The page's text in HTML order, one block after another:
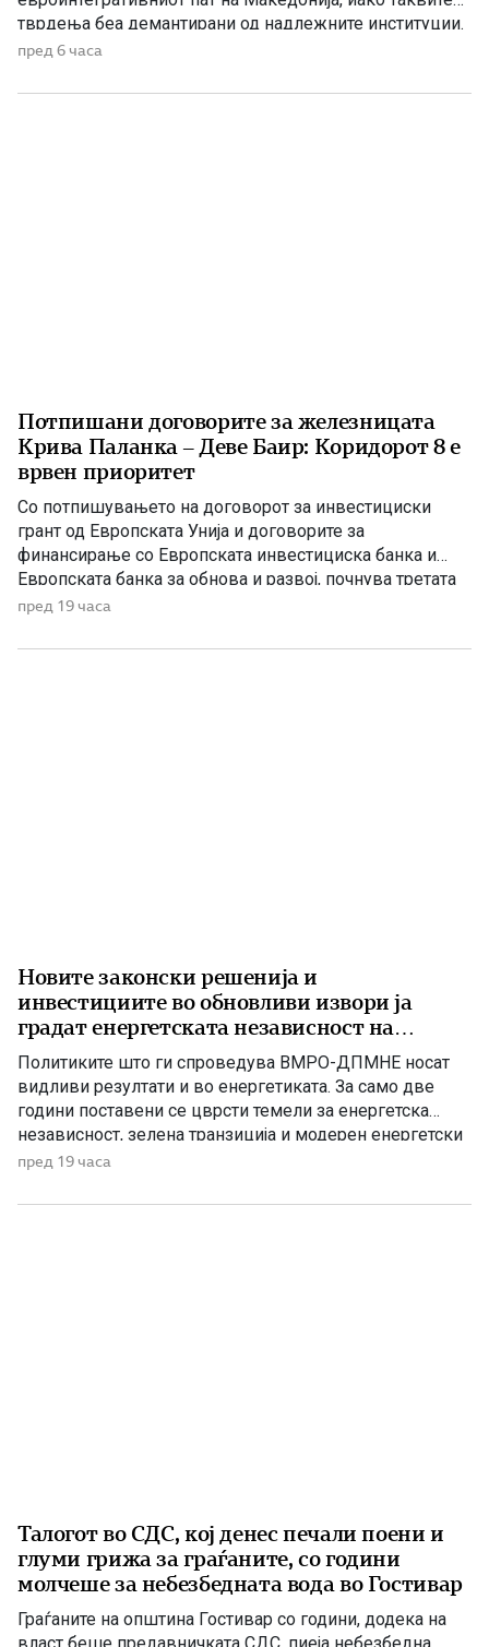
тврдења беа демантирани од надлежните институции.
Како што им пукна меурот од сапуница наречен
конструкција – дека власта тајно се подготвува да го
пред 6 часа
Потпишани договорите за железницата
Крива Паланка – Деве Баир: Коридорот 8 е
врвен приоритет
Со потпишувањето на договорот за инвестициски
грант од Европската Унија и договорите за
финансирање со Европската инвестициска банка и
Европската банка за обнова и развој, почнува третата
фаза од финансирањето на железничката делница
8. На потпишувањето во Владата присуствуваа
пред 19 часа
Новите законски решенија и
инвестициите во обновливи извори ја
градат енергетската независност на
Македонија
Политиките што ги спроведува ВМРО-ДПМНЕ носат
видливи резултати и во енергетиката. За само две
години поставени се цврсти темели за енергетска
независност, зелена транзиција и модерен енергетски
систем кој ќе обезбеди сигурност, нови инвестиции и
има нов Закон за енергетика, усогласен со европските
пред 19 часа
Талогот во СДС, кој денес печали поени и
глуми грижа за граѓаните, со години
молчеше за небезбедната вода во Гостивар
Граѓаните на општина Гостивар со години, додека на